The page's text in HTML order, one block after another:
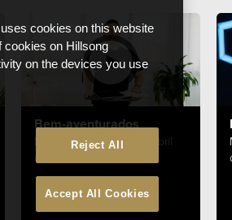
Bem-aventurados
Mensagem do dia 11 de abril
de 2021.
cookies on this website
cookies on Hillsong
on the devices you use
Reject All
Accept All Cookies